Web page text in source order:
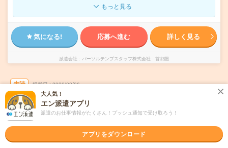
もっと見る
気になる! 応募へ進む 詳しく見る
派遣会社 パーソルテンプスタッフ株式会社 首都圏
未読 掲載日 2026/08/06
【大手住宅メーカー】長期！事務サポート！
残業少なめ！朝遅め
交通費別途支給あり WEB登録OK
大人気！
エン派遣アプリ
派遣のお仕事情報がたくさん！プッシュ通知で受け取ろう！
アプリをダウンロード